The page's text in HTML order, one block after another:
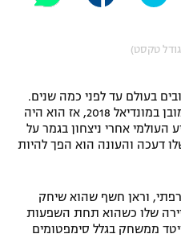
טקסט)
בעולם עד לפני כמה שנים.
לשיאו הוא הגיע בריאל מדריד וכמובן במונדיאל 2018, אז הוא היה
העולמי אחרי ניצחון בגמר על
דעכה והעונה הוא הפך להיות
וראן חשף שהוא שיחק
שלו כשהוא תחת השפעות
ממשחק בגלל סימפטומים